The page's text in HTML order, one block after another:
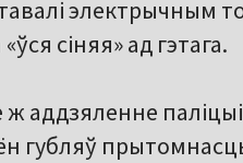
электрычным
сіняя» ад гэтага.
аддзяленне
губляў